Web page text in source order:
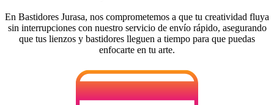
En Bastidores Jurasa, nos comprometemos a que tu creatividad fluya
sin interrupciones con nuestro servicio de envío rápido, asegurando
que tus lienzos y bastidores lleguen a tiempo para que puedas
enfocarte en tu arte.